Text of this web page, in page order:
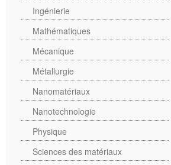
Ingénierie
Mathématiques
Mécanique
Métallurgie
Nanomatériaux
Nanotechnologie
Physique
Sciences des matériaux